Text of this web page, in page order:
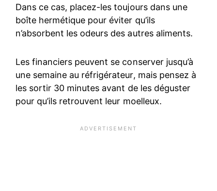
Dans ce cas, placez-les toujours dans une
boîte hermétique pour éviter qu’ils
n’absorbent les odeurs des autres aliments.
Les financiers peuvent se conserver jusqu’à
une semaine au réfrigérateur, mais pensez à
les sortir 30 minutes avant de les déguster
pour qu’ils retrouvent leur moelleux.